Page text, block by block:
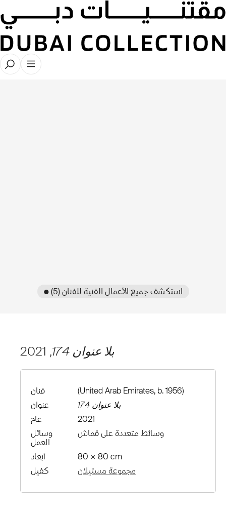
● استكشف جميع الأعمال الفنية للفنان (5)
بلا عنوان 174 , 2021
فنان
(United Arab Emirates, b. 1956)
عنوان
بلا عنوان 174
عام
2021
وسائل
العمل
وسائط متعددة على قماش
أبعاد
80 × 80 cm
كفيل
مجموعة مستيلان